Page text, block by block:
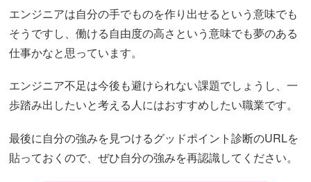
エンジニアは自分の手でものを作り出せるという意味でも
そうですし、働ける自由度の高さという意味でも夢のある
仕事かなと思っています。
エンジニア不足は今後も避けられない課題でしょうし、一
歩踏み出したいと考える人にはおすすめしたい職業です。
最後に自分の強みを見つけるグッドポイント診断のURLを
貼っておくので、ぜひ自分の強みを再認識してください。